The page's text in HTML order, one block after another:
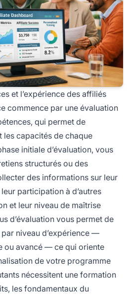
et l’expérience des affiliés
commence par une évaluation
qui permet de
capacités de chaque
initiale d’évaluation, vous
structurés ou des
des informations sur leur
participation à d’autres
et leur niveau de maîtrise
d’évaluation vous permet de
niveau d’expérience —
ou avancé — ce qui oriente
de votre programme
nécessitent une formation
les fondamentaux du